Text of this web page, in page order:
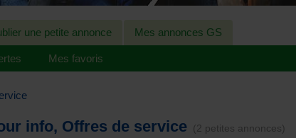
une petite annonce Mes annonces GS
Mes favoris
info, Offres de service (2 petites annonces)